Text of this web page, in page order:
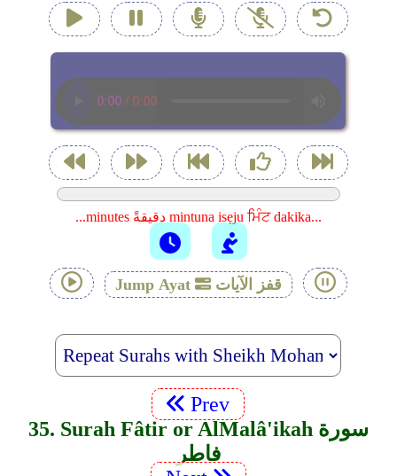
...minutes دقيقةً mintuna isẹju ਮਿੰਟ dakika...
Jump Ayat قفز الآيات
Prev
35. Surah Fâtir or Al­Malâ'ikah سورة
فاطر